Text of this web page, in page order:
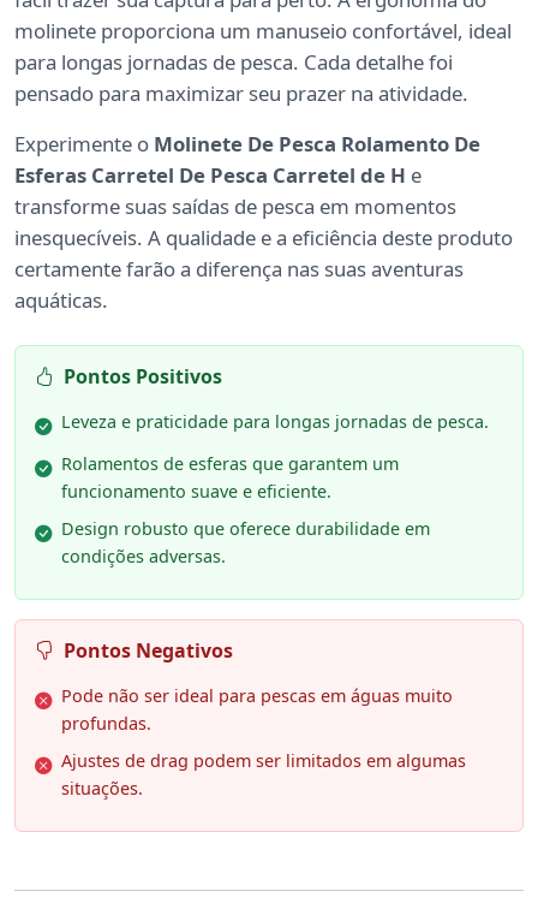
molinete proporciona um manuseio confortável, ideal
para longas jornadas de pesca. Cada detalhe foi
pensado para maximizar seu prazer na atividade.
Experimente o Molinete De Pesca Rolamento De
Esferas Carretel De Pesca Carretel de H e
transforme suas saídas de pesca em momentos
inesquecíveis. A qualidade e a eficiência deste produto
certamente farão a diferença nas suas aventuras
aquáticas.
Pontos Positivos
Leveza e praticidade para longas jornadas de pesca.
Rolamentos de esferas que garantem um
funcionamento suave e eficiente.
Design robusto que oferece durabilidade em
condições adversas.
Pontos Negativos
Pode não ser ideal para pescas em águas muito
profundas.
Ajustes de drag podem ser limitados em algumas
situações.